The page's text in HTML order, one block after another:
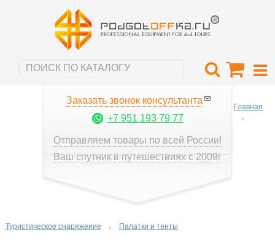
Заказать звонок консультанта
+7 951 193 79 77
Отправляем товары по всей России!
Ваш спутник в путешествиях с 2009г
Главная
Туристическое снаряжение Палатки и тенты